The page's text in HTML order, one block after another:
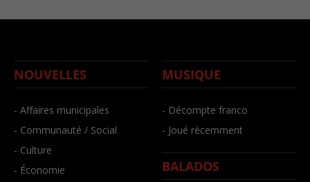
NOUVELLES
- Affaires municipales
- Communauté / Social
- Culture
- Économie
MUSIQUE
- Décompte franco
- Joué récemment
BALADOS